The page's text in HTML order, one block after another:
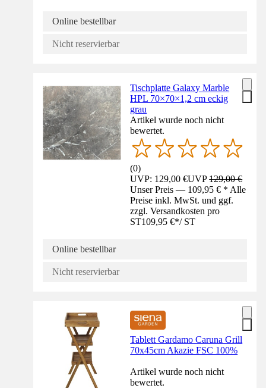
Online bestellbar
Nicht reservierbar
Tischplatte Galaxy Marble
HPL 70×70×1,2 cm eckig
grau
Artikel wurde noch nicht
bewertet.
(0)
UVP: 129,00 €UVP129,00 €
Unser Preis — 109,95 € * Alle
Preise inkl. MwSt. und ggf.
zzgl. Versandkosten pro
ST109,95 €*/ ST
Online bestellbar
Nicht reservierbar
Tablett Gardamo Caruna Grill
70x45cm Akazie FSC 100%
Artikel wurde noch nicht
bewertet.